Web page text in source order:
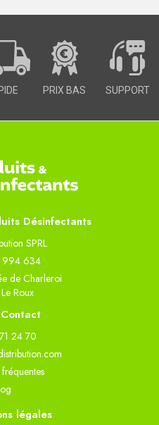
PRIX BAS SUPPORT
Désinfectants
SPRL
994 634
de Charleroi
Roux
24 70
légales